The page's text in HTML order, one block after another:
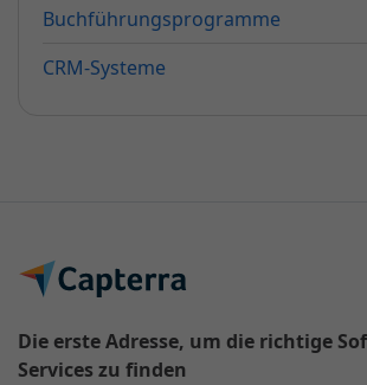
Buchführungsprogramme
CRM-Systeme
Die erste Adresse, um die richtige
Services zu finden